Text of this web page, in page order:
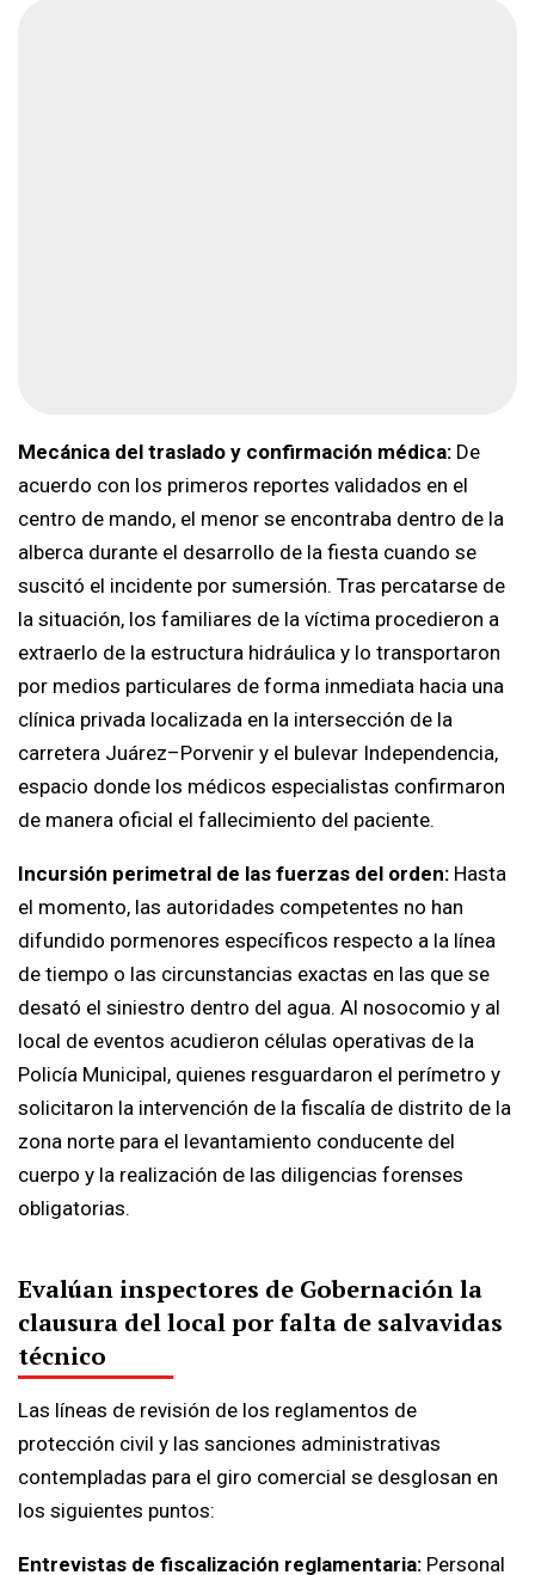
Mecánica del traslado y confirmación médica: De
acuerdo con los primeros reportes validados en el
centro de mando, el menor se encontraba dentro de la
alberca durante el desarrollo de la fiesta cuando se
suscitó el incidente por sumersión. Tras percatarse de
la situación, los familiares de la víctima procedieron a
extraerlo de la estructura hidráulica y lo transportaron
por medios particulares de forma inmediata hacia una
clínica privada localizada en la intersección de la
carretera Juárez–Porvenir y el bulevar Independencia,
espacio donde los médicos especialistas confirmaron
de manera oficial el fallecimiento del paciente.
Incursión perimetral de las fuerzas del orden: Hasta
el momento, las autoridades competentes no han
difundido pormenores específicos respecto a la línea
de tiempo o las circunstancias exactas en las que se
desató el siniestro dentro del agua. Al nosocomio y al
local de eventos acudieron células operativas de la
Policía Municipal, quienes resguardaron el perímetro y
solicitaron la intervención de la fiscalía de distrito de la
zona norte para el levantamiento conducente del
cuerpo y la realización de las diligencias forenses
obligatorias.
Evalúan inspectores de Gobernación la
clausura del local por falta de salvavidas
técnico
Las líneas de revisión de los reglamentos de
protección civil y las sanciones administrativas
contempladas para el giro comercial se desglosan en
los siguientes puntos:
Entrevistas de fiscalización reglamentaria: Personal